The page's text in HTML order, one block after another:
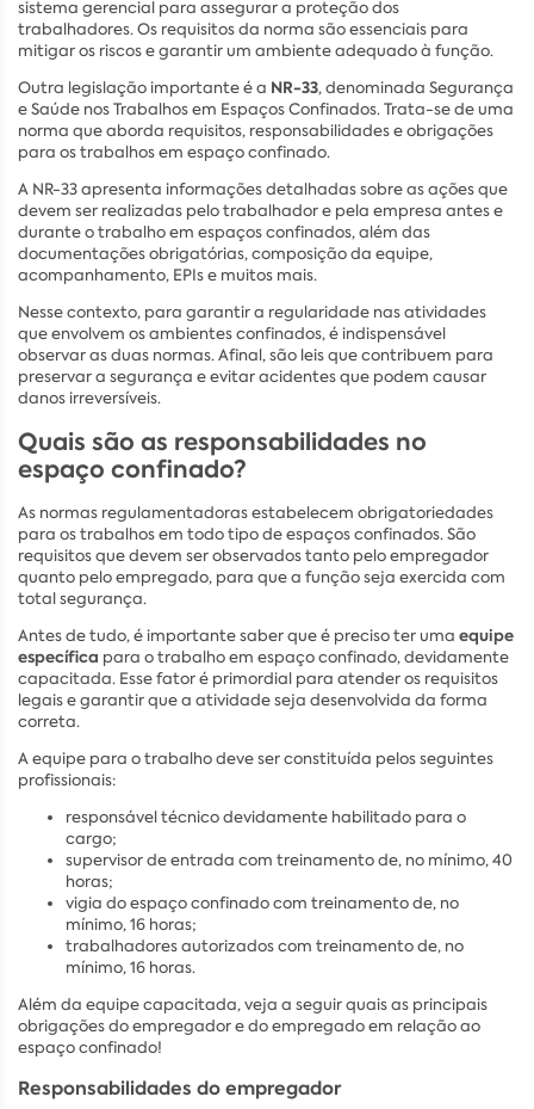
sistema gerencial para assegurar a proteção dos
trabalhadores. Os requisitos da norma são essenciais para
mitigar os riscos e garantir um ambiente adequado à função.
Outra legislação importante é a NR-33, denominada Segurança
e Saúde nos Trabalhos em Espaços Confinados. Trata-se de uma
norma que aborda requisitos, responsabilidades e obrigações
para os trabalhos em espaço confinado.
A NR-33 apresenta informações detalhadas sobre as ações que
devem ser realizadas pelo trabalhador e pela empresa antes e
durante o trabalho em espaços confinados, além das
documentações obrigatórias, composição da equipe,
acompanhamento, EPIs e muitos mais.
Nesse contexto, para garantir a regularidade nas atividades
que envolvem os ambientes confinados, é indispensável
observar as duas normas. Afinal, são leis que contribuem para
preservar a segurança e evitar acidentes que podem causar
danos irreversíveis.
Quais são as responsabilidades no
espaço confinado?
As normas regulamentadoras estabelecem obrigatoriedades
para os trabalhos em todo tipo de espaços confinados. São
requisitos que devem ser observados tanto pelo empregador
quanto pelo empregado, para que a função seja exercida com
total segurança.
Antes de tudo, é importante saber que é preciso ter uma equipe
específica para o trabalho em espaço confinado, devidamente
capacitada. Esse fator é primordial para atender os requisitos
legais e garantir que a atividade seja desenvolvida da forma
correta.
A equipe para o trabalho deve ser constituída pelos seguintes
profissionais:
responsável técnico devidamente habilitado para o
cargo;
supervisor de entrada com treinamento de, no mínimo, 40
horas;
vigia do espaço confinado com treinamento de, no
mínimo, 16 horas;
trabalhadores autorizados com treinamento de, no
mínimo, 16 horas.
Além da equipe capacitada, veja a seguir quais as principais
obrigações do empregador e do empregado em relação ao
espaço confinado!
Responsabilidades do empregador